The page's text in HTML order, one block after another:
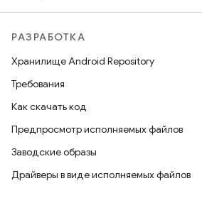
РАЗРАБОТКА
Хранилище Android Repository
Требования
Как скачать код
Предпросмотр исполняемых файлов
Заводские образы
Драйверы в виде исполняемых файлов